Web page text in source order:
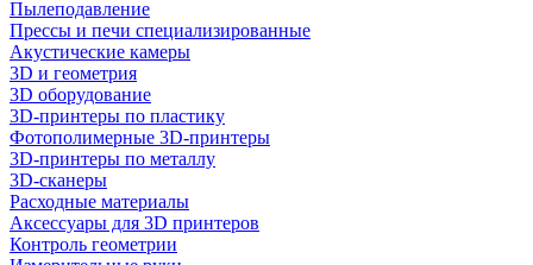
Пылеподавление
Прессы и печи специализированные
Акустические камеры
3D и геометрия
3D оборудование
3D-принтеры по пластику
Фотополимерные 3D-принтеры
3D-принтеры по металлу
3D-сканеры
Расходные материалы
Аксессуары для 3D принтеров
Контроль геометрии